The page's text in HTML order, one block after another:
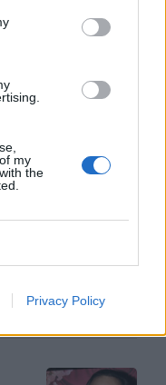
my
the
Privacy Policy